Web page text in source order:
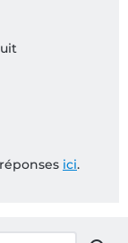
ici.